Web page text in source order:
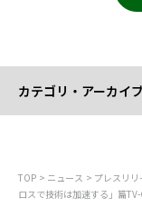
カテゴリ・アーカイ
TOP ニュース プレスリリ
ロスで技術は加速する」篇